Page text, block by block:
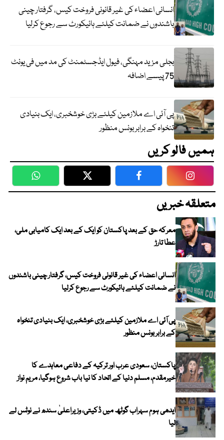
انسانی اعضاء کی غیر قانونی فروخت کیس، گرفتار چینی
باشندوں نے ضمانت کیلئے ہائیکورٹ سے رجوع کرلیا
بجلی مزید مہنگی، فیول ایڈجسٹمنٹ کی مد میں فی یونٹ
75 پیسے اضافہ
پی آئی اے ملازمین کیلئے بڑی خوشخبری، ایک بنیادی
تنخواہ کے برابر بونس منظور
ہمیں فالو کریں
WhatsApp Twitter Facebook
متعلقہ خبریں
معرکہ حق کے بعد پاکستان کو ایک کے بعد ایک کامیابی ملی،
عطا تارڑ
انسانی اعضاء کی غیر قانونی فروخت کیس، گرفتار چینی باشندوں
نے ضمانت کیلئے ہائیکورٹ سے رجوع کرلیا
پی آئی اے ملازمین کیلئے بڑی خوشخبری، ایک بنیادی تنخواہ
کے برابر بونس منظور
پاکستان، سعودی عرب اور ترکیہ کے دفاعی معاہدے کا
خیرمقدم، مسلم دنیا کے اتحاد کا نیا باب شروع ہوگیا، مریم نواز
ایدھی ہوم سہراب گوٹھ میں ڈکیتی، وزیراعلیٰ سندھ نے نوٹس لے
لیا